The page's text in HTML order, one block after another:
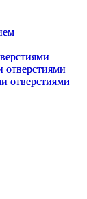
отверстиями
отверстиями